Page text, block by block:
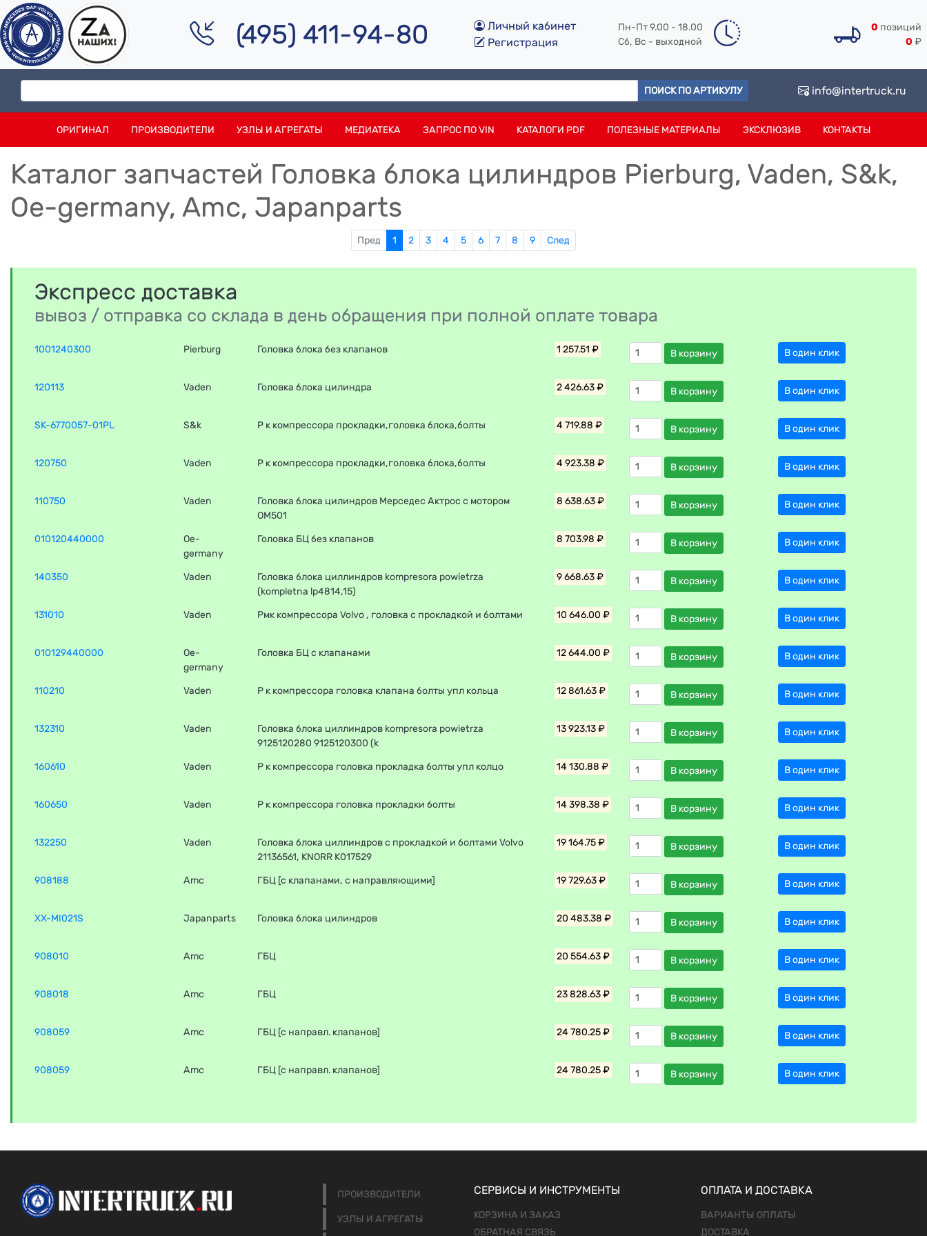
(495) 411-94-80
Личный кабинет
Регистрация
Пн-Пт 9.00 - 18.00
Сб, Вс - выходной
0 позиций
0 ₽
ПОИСК ПО АРТИКУЛУ info@intertruck.ru
ОРИГИНАЛ ПРОИЗВОДИТЕЛИ УЗЛЫ И АГРЕГАТЫ МЕДИАТЕКА ЗАПРОС ПО VIN КАТАЛОГИ PDF ПОЛЕЗНЫЕ МАТЕРИАЛЫ ЭКСКЛЮЗИВ КОНТАКТЫ
Каталог запчастей Головка блока цилиндров Pierburg, Vaden, S&k,
Oe-germany, Amc, Japanparts
Пред 1 2 3 4 5 6 7 8 9 След
Экспресс доставка
вывоз / отправка со склада в день обращения при полной оплате товара
1001240300 Pierburg Головка блока без клапанов 1 257.51 ₽ В корзину В один клик
120113 Vaden Головка блока цилиндра 2 426.63 ₽ В корзину В один клик
SK-6770057-01PL S&k Р к компрессора прокладки,головка блока,болты 4 719.88 ₽ В корзину В один клик
120750 Vaden Р к компрессора прокладки,головка блока,болты 4 923.38 ₽ В корзину В один клик
110750 Vaden
Головка блока цилиндров Мерседес Актрос с мотором
OM501
8 638.63 ₽ В корзину В один клик
010120440000
Oe-
germany
Головка БЦ без клапанов 8 703.98 ₽ В корзину В один клик
140350 Vaden
Головка блока циллиндров kompresora powietrza
(kompletna lp4814,15)
9 668.63 ₽ В корзину В один клик
131010 Vaden Рмк компрессора Volvo , головка c прокладкой и болтами 10 646.00 ₽ В корзину В один клик
010129440000
Oe-
germany
Головка БЦ с клапанами 12 644.00 ₽ В корзину В один клик
110210 Vaden Р к компрессора головка клапана болты упл кольца 12 861.63 ₽ В корзину В один клик
132310 Vaden
Головка блока циллиндров kompresora powietrza
9125120280 9125120300 (k
13 923.13 ₽ В корзину В один клик
160610 Vaden Р к компрессора головка прокладка болты упл колцо 14 130.88 ₽ В корзину В один клик
160650 Vaden Р к компрессора головка прокладки болты 14 398.38 ₽ В корзину В один клик
132250 Vaden
Головка блока циллиндров с прокладкой и болтами Volvo
21136561, KNORR K017529
19 164.75 ₽ В корзину В один клик
908188 Amc ГБЦ [с клапанами, с направляющими] 19 729.63 ₽ В корзину В один клик
XX-MI021S Japanparts Головка блока цилиндров 20 483.38 ₽ В корзину В один клик
908010 Amc ГБЦ 20 554.63 ₽ В корзину В один клик
908018 Amc ГБЦ 23 828.63 ₽ В корзину В один клик
908059 Amc ГБЦ [с направл. клапанов] 24 780.25 ₽ В корзину В один клик
908059 Amc ГБЦ [с направл. клапанов] 24 780.25 ₽ В корзину В один клик
ПРОИЗВОДИТЕЛИ
УЗЛЫ И АГРЕГАТЫ
СЕРВИСЫ И ИНСТРУМЕНТЫ
КОРЗИНА И ЗАКАЗ
ОБРАТНАЯ СВЯЗЬ
ОПЛАТА И ДОСТАВКА
ВАРИАНТЫ ОПЛАТЫ
ДОСТАВКА